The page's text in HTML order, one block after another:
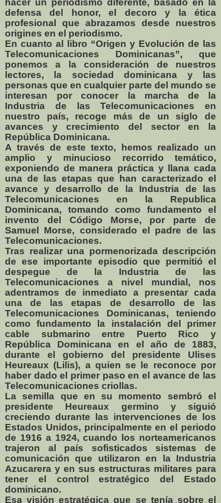
hacer un periodismo diferente, basado en la
defensa del honor, el decoro y la ética
profesional que abrazamos desde nuestros
origines en el periodismo.
En cuanto al libro “Origen y Evolución de las
Telecomunicaciones Dominicanas”, que
ponemos a la consideración de nuestros
lectores, la sociedad dominicana y las
personas que en cualquier parte del mundo se
interesan por conocer la marcha de la
Industria de las Telecomunicaciones en
nuestro país, recoge más de un siglo de
avances y crecimiento del sector en la
República Dominicana.
A través de este texto, hemos realizado un
amplio y minucioso recorrido temático,
exponiendo de manera práctica y llana cada
una de las etapas que han caracterizado el
avance y desarrollo de la Industria de las
Telecomunicaciones en la Republica
Dominicana, tomando como fundamento el
invento del Código Morse, por parte de
Samuel Morse, considerado el padre de las
Telecomunicaciones.
Tras realizar una pormenorizada descripción
de ese importante episodio que permitió el
despegue de la Industria de las
Telecomunicaciones a nivel mundial, nos
adentramos de inmediato a presentar cada
una de las etapas de desarrollo de las
Telecomunicaciones Dominicanas, teniendo
como fundamento la instalación del primer
cable submarino entre Puerto Rico y
República Dominicana en el año de 1883,
durante el gobierno del presidente Ulises
Heureaux (Lilis), a quien se le reconoce por
haber dado el primer paso en el avance de las
Telecomunicaciones criollas.
La semilla que en su momento sembró el
presidente Heureaux germino y siguió
creciendo durante las intervenciones de los
Estados Unidos, principalmente en el periodo
de 1916 a 1924, cuando los norteamericanos
trajeron al país sofisticados sistemas de
comunicación que utilizaron en la Industria
Azucarera y en sus estructuras militares para
tener el control estratégico del Estado
dominicano.
Esa visión estratégica que se tenía sobre el